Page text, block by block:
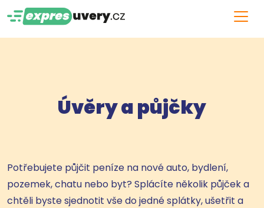
Úvěry a půjčky
Potřebujete půjčit peníze na nové auto, bydlení,
pozemek, chatu nebo byt? Splácíte několik půjček a
chtěli byste sjednotit vše do jedné splátky, ušetřit a